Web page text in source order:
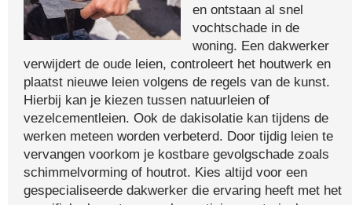
en ontstaan al snel
vochtschade in de
woning. Een dakwerker
verwijdert de oude leien, controleert het houtwerk en
plaatst nieuwe leien volgens de regels van de kunst.
Hierbij kan je kiezen tussen natuurleien of
vezelcementleien. Ook de dakisolatie kan tijdens de
werken meteen worden verbeterd. Door tijdig leien te
vervangen voorkom je kostbare gevolgschade zoals
schimmelvorming of houtrot. Kies altijd voor een
gespecialiseerde dakwerker die ervaring heeft met het